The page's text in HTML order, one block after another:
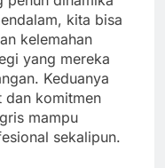
kita bisa
kelemahan
yang mereka
Keduanya
dan komitmen
mampu
sekalipun.